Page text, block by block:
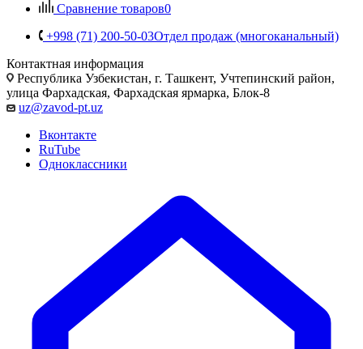
Сравнение товаров0
+998 (71) 200-50-03Отдел продаж (многоканальный)
Контактная информация
Республика Узбекистан, г. Ташкент, Учтепинский район,
улица Фархадская, Фархадская ярмарка, Блок-8
uz@zavod-pt.uz
Вконтакте
RuTube
Одноклассники